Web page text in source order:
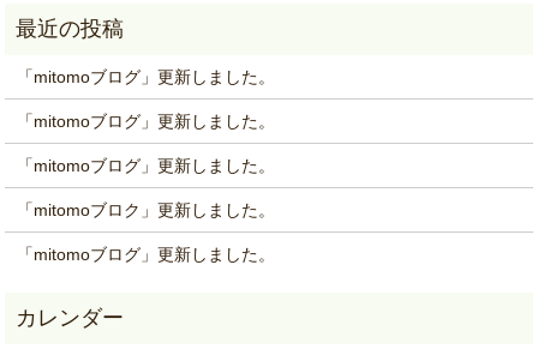
「mitomoブログ」更新しました。
「mitomoブログ」更新しました。
「mitomoブログ」更新しました。
「mitomoブロク」更新しました。
「mitomoブログ」更新しました。